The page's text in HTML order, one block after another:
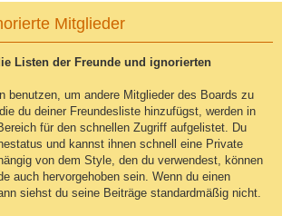
Mitglieder
Listen der Freunde und ignorierten
benutzen, um andere Mitglieder des Boards zu
du deiner Freundesliste hinzufügst, werden in
für den schnellen Zugriff aufgelistet. Du
und kannst ihnen schnell eine Private
von dem Style, den du verwendest, können
auch hervorgehoben sein. Wenn du einen
siehst du seine Beiträge standardmäßig nicht.